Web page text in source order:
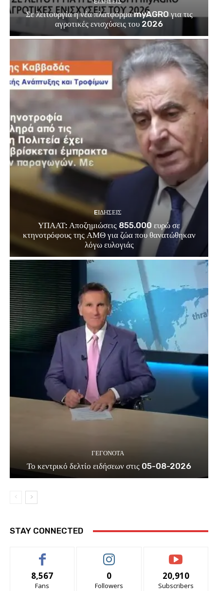
Σε λειτουργία η νέα πλατφόρμα myAGRO για τις
αγροτικές ενισχύσεις του 2026
EΙΔΗΣΕΙΣ
ΥΠΑΑΤ: Αποζημιώσεις 855.000 ευρώ σε
κτηνοτρόφους της ΑΜΘ για ζώα που θανατώθηκαν
λόγω ευλογιάς
ΓΕΓΟΝΟΤΑ
Το κεντρικό δελτίο ειδήσεων στις 05-08-2026
STAY CONNECTED
8,567
Fans
0
Followers
20,910
Subscribers